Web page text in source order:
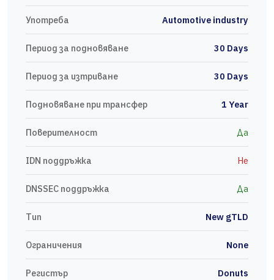
Употреба Automotive industry
Период за подновяване 30 Days
Период за изтриване 30 Days
Подновяване при трансфер 1 Year
Поверителност Да
IDN поддръжка Не
DNSSEC поддръжка Да
Тип New gTLD
Ограничения None
Регистър Donuts